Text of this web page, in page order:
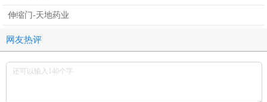
伸缩门-天地药业
网友热评